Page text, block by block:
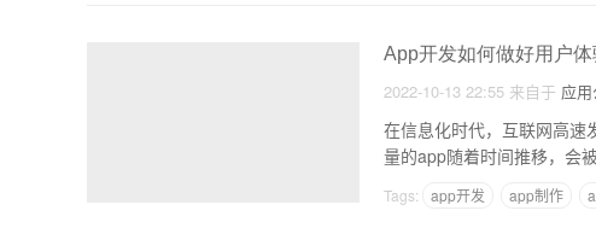
App开发如何做好用户体
2022-10-13 22:55 来自于 应
在信息化时代，互联网高速
量的app随着时间推移，会
Tags: app开发 app制作